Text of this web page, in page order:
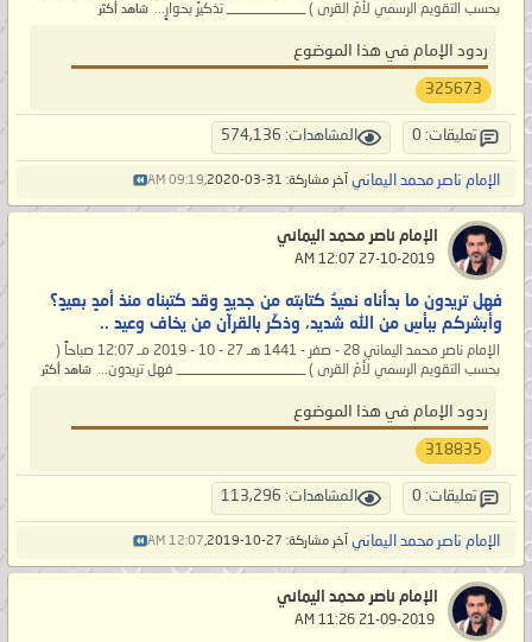
بحسب التقويم الرسمي لأمّ القرى ) ___________ تذكيرٌ بحوارٍ... شاهد أكثر
ردود الإمام في هذا الموضوع
325673
تعليقات: 0 المشاهدات: 574,136
الإمام ناصر محمد اليماني آخر مشاركة: 31-03-2020, 09:19 AM
الإمام ناصر محمد اليماني
فهل تريدون ما بدأناه نعيدُ كتابته من جديدٍ وقد كتبناه منذ أمدٍ بعيدٍ؟
وأبشركم ببأسِ من الله شديد، وذكّر بالقرآن من يخاف وعيد ..
الإمام ناصر محمد اليماني 28 - صفر - 1441 هـ 27 - 10 - 2019 مـ 12:07 صباحاً (
بحسب التقويم الرسمي لأمّ القرى ) __________________ فهل تريدون... شاهد أكثر
ردود الإمام في هذا الموضوع
318835
تعليقات: 0 المشاهدات: 113,296
الإمام ناصر محمد اليماني آخر مشاركة: 27-10-2019, 12:07 AM
الإمام ناصر محمد اليماني